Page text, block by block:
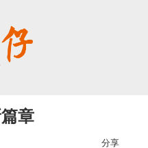
章
分享